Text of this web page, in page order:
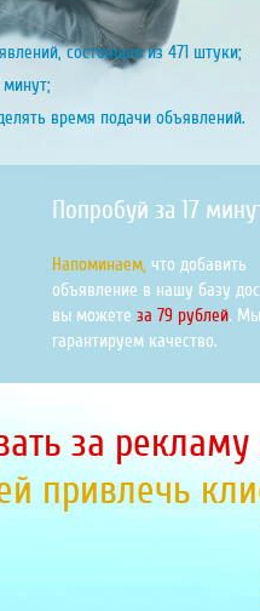
состоящая из 471 штуки;
минут;
время подачи объявлений.
Попробуй за 17
Напоминаем, что добавить
объявление в нашу базу
вы можете за 79 рублей. Мы
гарантируем качество.
за
привлечь